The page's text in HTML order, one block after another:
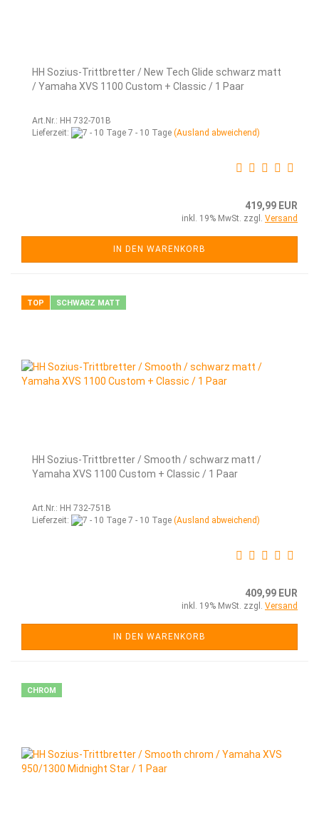
HH Sozius-Trittbretter / New Tech Glide schwarz matt
/ Yamaha XVS 1100 Custom + Classic / 1 Paar
Art.Nr.: HH 732-701B
Lieferzeit:
7 - 10 Tage (Ausland abweichend)
419,99 EUR
inkl. 19% MwSt. zzgl. Versand
IN DEN WARENKORB
TOP SCHWARZ MATT
HH Sozius-Trittbretter / Smooth / schwarz matt /
Yamaha XVS 1100 Custom + Classic / 1 Paar
Art.Nr.: HH 732-751B
Lieferzeit:
7 - 10 Tage (Ausland abweichend)
409,99 EUR
inkl. 19% MwSt. zzgl. Versand
IN DEN WARENKORB
CHROM